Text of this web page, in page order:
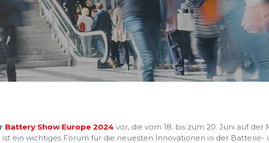
Battery Show Europe 2024 vor, die vom 18. bis zum 20. Juni auf der
ein wichtiges Forum für die neuesten Innovationen in der Batterie-